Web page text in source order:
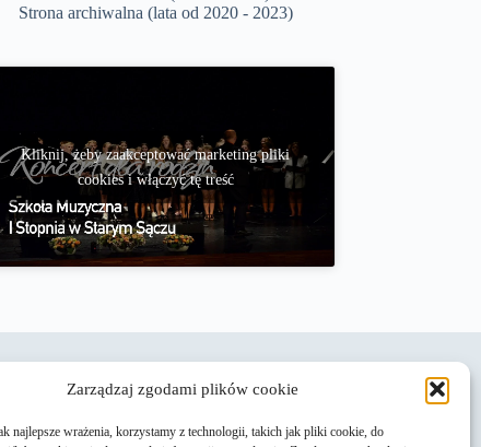
Zarządzaj zgodami plików cookie
najlepsze wrażenia, korzystamy z technologii, takich jak pliki cookie, do
Strona archiwalna (lata od 2020 - 2023)
Kliknij, żeby zaakceptować marketing pliki
cookies i włączyć tę treść